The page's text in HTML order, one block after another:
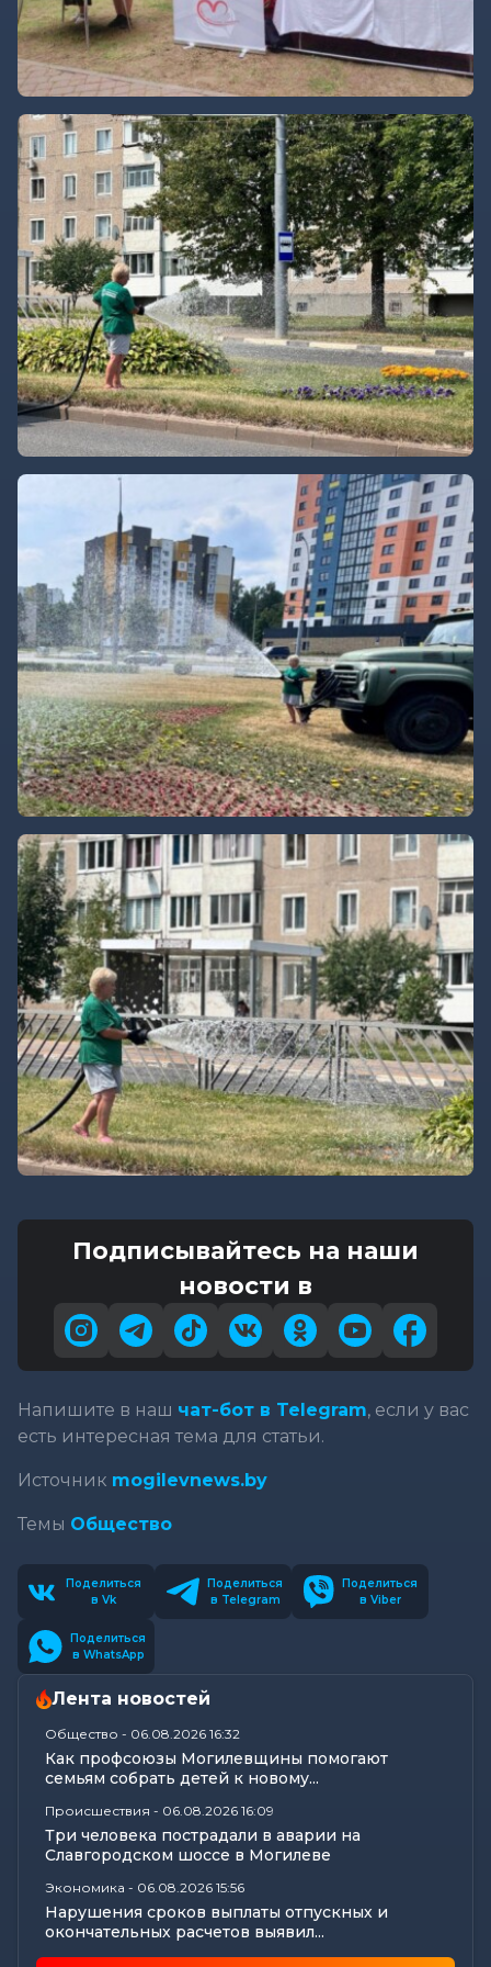
Подписывайтесь на наши
новости в
Напишите в наш чат-бот в Telegram, если у вас
есть интересная тема для статьи.
Источник mogilevnews.by
Темы Общество
Поделиться
в Vk
Поделиться
в Telegram
Поделиться
в Viber
Поделиться
в WhatsApp
Лента новостей
Общество - 06.08.2026 16:32
Как профсоюзы Могилевщины помогают
семьям собрать детей к новому...
Происшествия - 06.08.2026 16:09
Три человека пострадали в аварии на
Славгородском шоссе в Могилеве
Экономика - 06.08.2026 15:56
Нарушения сроков выплаты отпускных и
окончательных расчетов выявил...